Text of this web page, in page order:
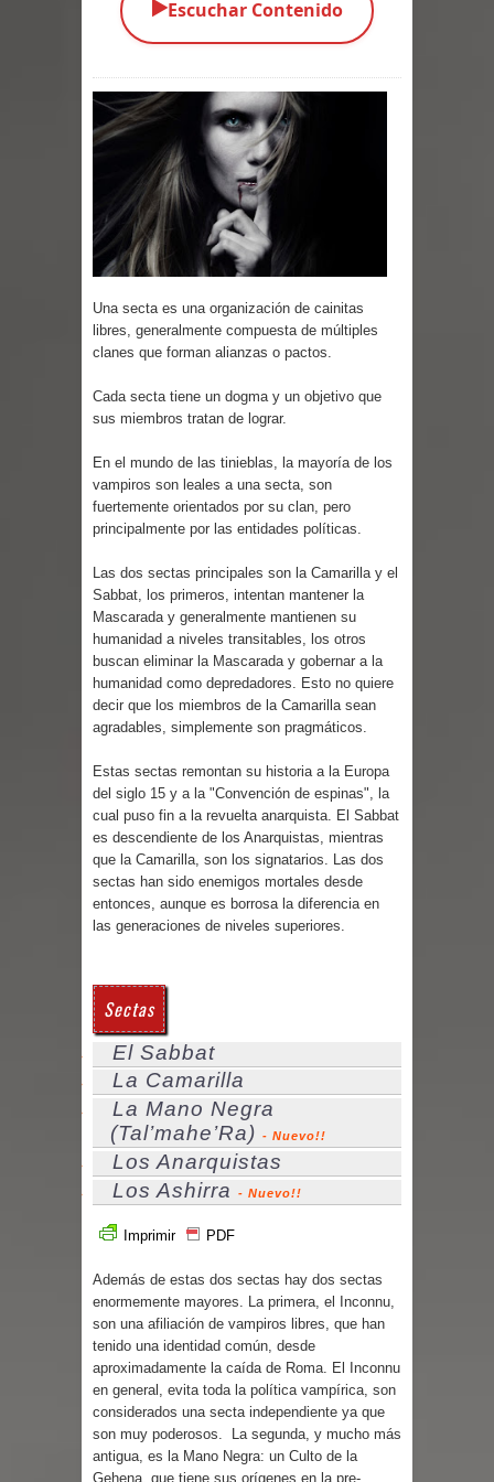
Parte 08: Ultratumba
Parte 06: El Trato con los Muertos
Parte 05: Sitiados
Parte 04: Se Descubre el Pastel
Parte 03: Una Piraña en el Bidé
Parte 02: Los Muertos Gobiernan a
Parte 01: Escondido a Plena Luz
Parte 02: El Enemigo de mi Enemigo
Parte 08: Razones Personales
▶️Escuchar Contenido
Una secta es una organización de cainitas
libres, generalmente compuesta de múltiples
clanes que forman alianzas o pactos.
Cada secta tiene un dogma y un objetivo que
sus miembros tratan de lograr.
En el mundo de las tinieblas, la mayoría de los
vampiros son leales a una secta, son
fuertemente orientados por su clan, pero
principalmente por las entidades políticas.
Las dos sectas principales son la Camarilla y el
Sabbat, los primeros, intentan mantener la
Mascarada y generalmente mantienen su
humanidad a niveles transitables, los otros
buscan eliminar la Mascarada y gobernar a la
humanidad como depredadores. Esto no quiere
decir que los miembros de la Camarilla sean
agradables, simplemente son pragmáticos.
Estas sectas remontan su historia a la Europa
del siglo 15 y a la "Convención de espinas", la
cual puso fin a la revuelta anarquista. El Sabbat
es descendiente de los Anarquistas, mientras
que la Camarilla, son los signatarios. Las dos
sectas han sido enemigos mortales desde
entonces, aunque es borrosa la diferenciaen
las generaciones de niveles superiores.
Sectas
El Sabbat
La Camarilla
La Mano Negra
(Tal’mahe’Ra) - Nuevo!!
Los Anarquistas
Los Ashirra
- Nuevo!!
Imprimir PDF
Además de estas dos sectas hay dos sectas
enormemente mayores
La primera, el Inconnu,
son una afiliación de vampiros libres, que han
tenido una identidad común, desde
aproximadamente la caída de Roma. El Inconnu
en general, evita toda la política vampírica, son
considerados una secta independiente ya que
son muy poderosos. La segunda, y mucho más
antigua, es la Mano Negra: un Culto de la
Gehena, que tiene sus orígenes en la pre-